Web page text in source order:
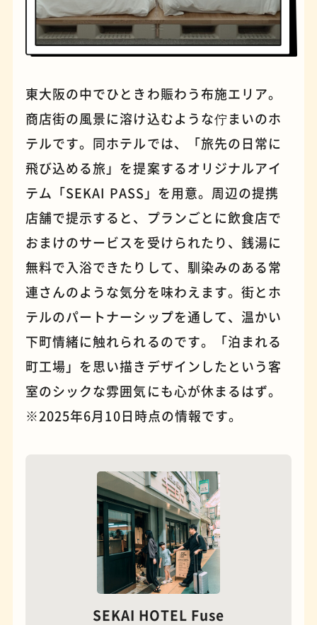
パンケーキ 手芸
占い 蕎麦
石窯ピザ
東大阪の中でひときわ賑わう布施エリア。
商店街の風景に溶け込むような佇まいのホ
テルです。同ホテルでは、「旅先の日常に
飛び込める旅」を提案するオリジナルアイ
テム「SEKAI PASS」を用意。周辺の提携
店舗で提示すると、プランごとに飲食店で
おまけのサービスを受けられたり、銭湯に
無料で入浴できたりして、馴染みのある常
連さんのような気分を味わえます。街とホ
テルのパートナーシップを通して、温かい
下町情緒に触れられるのです。「泊まれる
町工場」を思い描きデザインしたという客
室のシックな雰囲気にも心が休まるはず。
※2025年6月10日時点の情報です。
SEKAI HOTEL Fuse